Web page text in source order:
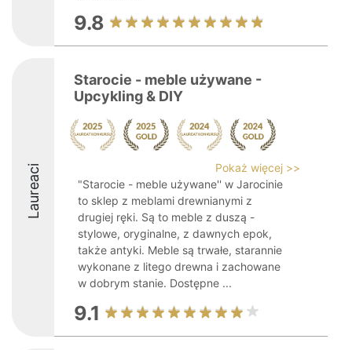
9.8
Laureaci
Starocie - meble używane -
Upcykling & DIY
Pokaż więcej >>
"Starocie - meble używane'' w Jarocinie
to sklep z meblami drewnianymi z
drugiej ręki. Są to meble z duszą -
stylowe, oryginalne, z dawnych epok,
także antyki. Meble są trwałe, starannie
wykonane z litego drewna i zachowane
w dobrym stanie. Dostępne ...
9.1